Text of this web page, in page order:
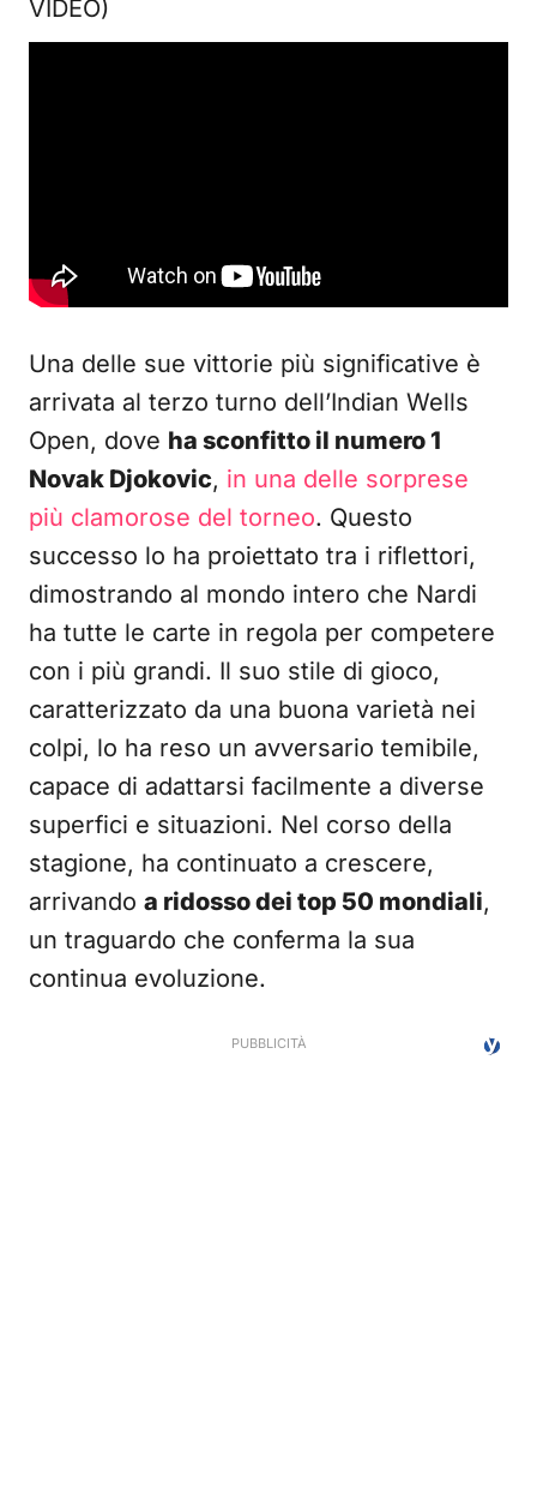
VIDEO)
Una delle sue vittorie più significative è
arrivata al terzo turno dell’Indian Wells
Open, dove ha sconfitto il numero 1
Novak Djokovic, in una delle sorprese
più clamorose del torneo. Questo
successo lo ha proiettato tra i riflettori,
dimostrando al mondo intero che Nardi
ha tutte le carte in regola per competere
con i più grandi. Il suo stile di gioco,
caratterizzato da una buona varietà nei
colpi, lo ha reso un avversario temibile,
capace di adattarsi facilmente a diverse
superfici e situazioni. Nel corso della
stagione, ha continuato a crescere,
arrivando a ridosso dei top 50 mondiali,
un traguardo che conferma la sua
continua evoluzione.